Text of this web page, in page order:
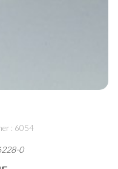
: 6054
0